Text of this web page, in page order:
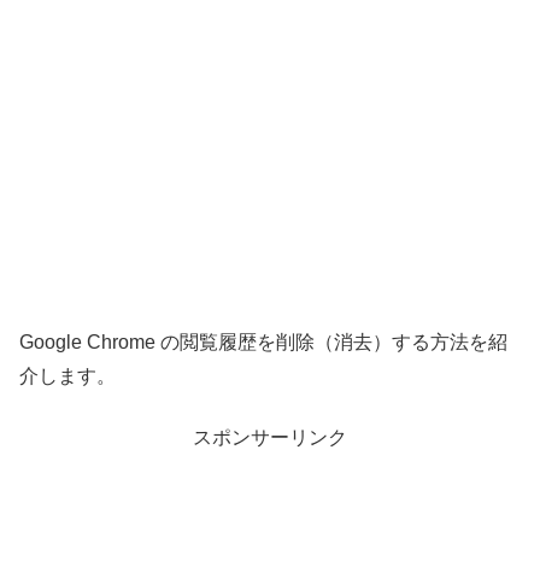
Google Chrome の閲覧履歴を削除（消去）する方法を紹
介します。
スポンサーリンク